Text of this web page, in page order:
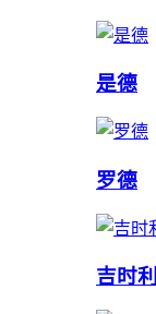
是德
罗德
吉时利